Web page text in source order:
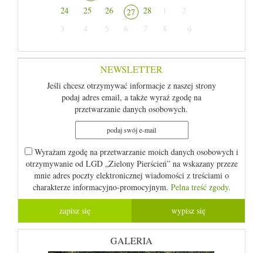
24
25 26 27 28 1
2
3
4 5 6 7 8 9
NEWSLETTER
Jeśli chcesz otrzymywać informacje z naszej strony
podaj adres email, a także wyraź zgodę na
przetwarzanie danych osobowych.
Wyrażam zgodę na przetwarzanie moich danych osobowych i
otrzymywanie od LGD „Zielony Pierścień” na wskazany przeze
mnie adres poczty elektronicznej wiadomości z treściami o
charakterze informacyjno-promocyjnym. Pelna treść zgody.
GALERIA